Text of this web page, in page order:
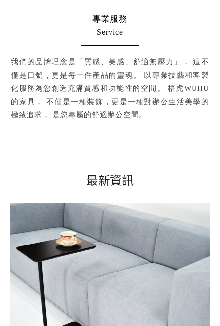
專業服務
Service
我們的品牌理念是「質感、美感、舒適無壓力」，
這不
僅是口號，更是每一件產品的靈魂。
以專業技藝和客製
化服務為您創造充滿質感和功能性的空間。
梧虎WUHU
的家具，
不僅是一種裝飾，更是一種對辦公生活美學的
極致追求，
是您專屬的舒適辦公空間。
最新資訊